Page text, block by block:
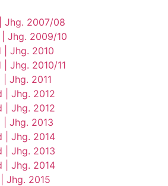
Jhg. 2007/08
| Jhg. 2009/10
| Jhg. 2010
Jhg. 2010/11
Jhg. 2011
| Jhg. 2012
| Jhg. 2012
| Jhg. 2013
| Jhg. 2014
| Jhg. 2013
| Jhg. 2014
Jhg. 2015